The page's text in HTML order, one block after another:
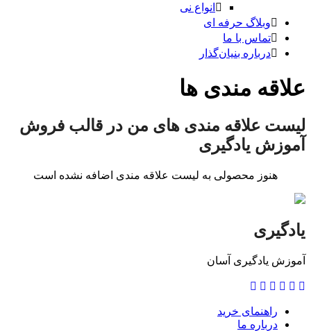
انواع نی
وبلاگ حرفه ای
تماس با ما
درباره بنیان‌گذار
علاقه مندی ها
لیست علاقه مندی های من در قالب فروش
آموزش یادگیری
هنوز محصولی به لیست علاقه مندی اضافه نشده است
یادگیری
آموزش یادگیری آسان
راهنمای خرید
درباره ما